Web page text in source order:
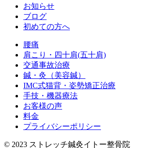
お知らせ
ブログ
初めての方へ
腰痛
肩こり・四十肩(五十肩)
交通事故治療
鍼・灸（美容鍼）
IMC式猫背・姿勢矯正治療
手技・機器療法
お客様の声
料金
プライバシーポリシー
© 2023 ストレッチ鍼灸イトー整骨院